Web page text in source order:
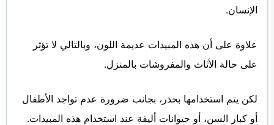
الإنسان.
علاوة على أن هذه المبيدات عديمة اللون، وبالتالي لا تؤثر
على حالة الأثاث والمفروشات بالمنزل.
لكن يتم استخدامها بحذر، بجانب ضرورة عدم تواجد الأطفال
أو كبار السن، أو حيوانات أليفة عند استخدام هذه المبيدات.